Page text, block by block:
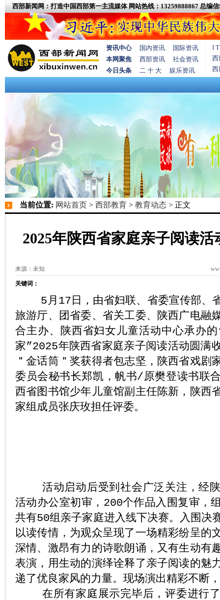
西部新闻网：打造中国西部第一主流媒体 网站热线：13259888867 总编信
资讯中心 国内资讯
国际资讯
本网聚焦
西部资讯
社会资讯
今日头条
二 十 大 娱乐资讯
I
西
西
当前位置: 网站首页 > 西部教育 > 教育动态 > 正文
2025年陕西省家庭亲子阅读
来源：未知
关键词：
5月17日，由省妇联、省委宣传部、
旅游厅、团省委、省关工委、陕西广电融
合主办、陕西省妇女儿童活动中心承办
家”2025年陕西省家庭亲子阅读活动圆满
＂金话筒＂奖获得者包志坚，陕西省戏剧
委员会秘书长郑凯，帆书/原樊登读书联
西省图书馆少年儿童馆副主任陈新，陕西
家组成员张庆玫担任评委。
活动启动后受到社会广泛关注，经陕
活动办公室初审，200个作品入围复审，
共有50组亲子家庭进入线下决赛。入围决
以读传情，为观众呈现了一场精彩纷呈的
深情、激昂有力的诗歌朗诵，又有生动有
表演，用生动的演绎诠释了亲子阅读的魅
递了优良家风的力量。现场演出精彩不断
在所有家庭展示完毕后，评委进行了